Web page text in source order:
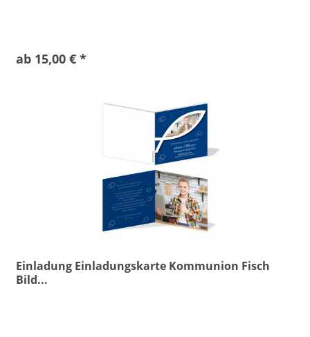
ab 15,00 € *
Einladung Einladungskarte Kommunion Fisch
Bild...